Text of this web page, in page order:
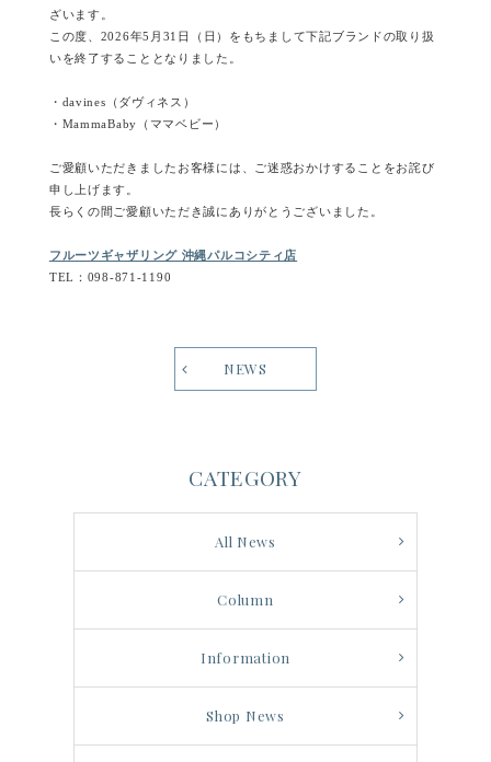
ざいます。
この度、2026年5月31日（日）をもちまして下記ブランドの取り扱
いを終了することとなりました。
・davines（ダヴィネス）
・MammaBaby（ママベビー）
ご愛顧いただきましたお客様には、ご迷惑おかけすることをお詫び
申し上げます。
長らくの間ご愛顧いただき誠にありがとうございました。
フルーツギャザリング 沖縄パルコシティ店
TEL：098-871-1190
NEWS
CATEGORY
All News
Column
Information
Shop News